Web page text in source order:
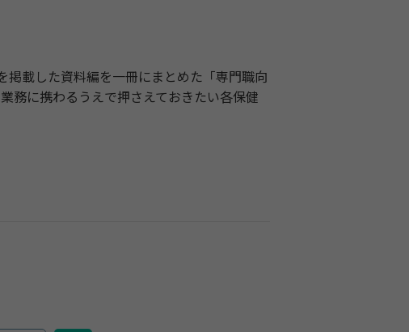
掲載した資料編を一冊にまとめた「専門職向
務に携わるうえで押さえておきたい各保健